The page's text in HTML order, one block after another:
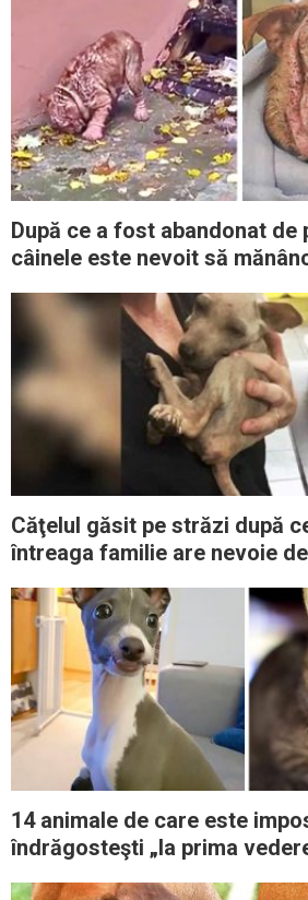
După ce a fost abandonat de
câinele este nevoit să
Căţelul găsit pe străzi după
întreaga familie are nevoie
14 animale de care este
îndrăgosteşti „la prima